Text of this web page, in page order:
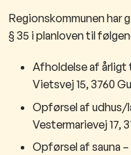
Regionskommunen har
§ 35 i planloven til
Afholdelse af årligt
Vietsvej 15, 3760
Opførsel af
Vestermarievej 17,
Opførsel af sauna